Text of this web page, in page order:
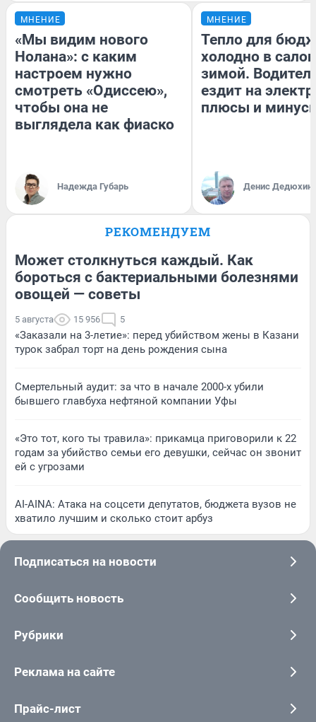
МНЕНИЕ
«Мы видим нового
Нолана»: с каким
настроем нужно
смотреть «Одиссею»,
чтобы она не
выглядела как фиаско
Надежда Губарь
МНЕНИЕ
Тепло для
холодно в
зимой.
ездит на
плюсы и
Денис Дедюхин
РЕКОМЕНДУЕМ
Может столкнуться каждый. Как
бороться с бактериальными болезнями
овощей — советы
5 августа 15 956 5
«Заказали на 3-летие»: перед убийством жены в Казани
турок забрал торт на день рождения сына
Смертельный аудит: за что в начале 2000-х убили
бывшего главбуха нефтяной компании Уфы
«Это тот, кого ты травила»: прикамца приговорили к 22
годам за убийство семьи его девушки, сейчас он звонит
ей с угрозами
AI-AINA: Атака на соцсети депутатов, бюджета вузов не
хватило лучшим и сколько стоит арбуз
Подписаться на новости
Сообщить новость
Рубрики
Реклама на сайте
Прайс-лист